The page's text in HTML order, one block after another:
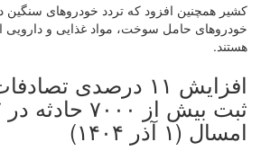
کشیر همچنین افزود که تردد خودروهای سنگین در
خودروهای حامل سوخت، مواد غذایی و دارویی از
هستند.
افزایش ۱۱ درصدی
امسال (۱ آذر ۱۴۰۴)